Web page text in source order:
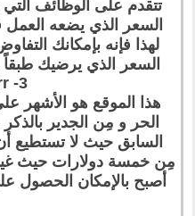
تتقدم على الوظائف التي
السعر الذي يضعه العمل
لهذا فإنه بإمكانك
السعر الذي يرضيك
3- Fiverr
هذا الموقع هو الأشهر
الحر و مِن الجدير
السابق حيث لا تستطيع
مِن خمسة دولارات حيث
أصبح بالإمكان الحصول